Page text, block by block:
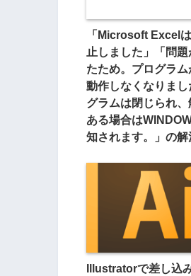
「Microsoft Excel
止しました」「問題
たため。プログラム
動作しなくなりまし
グラムは閉じられ
ある場合は
知されます。」の解
Illustratorで差し込